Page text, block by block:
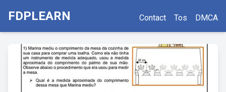
FDPLEARN Contact Tos DMCA